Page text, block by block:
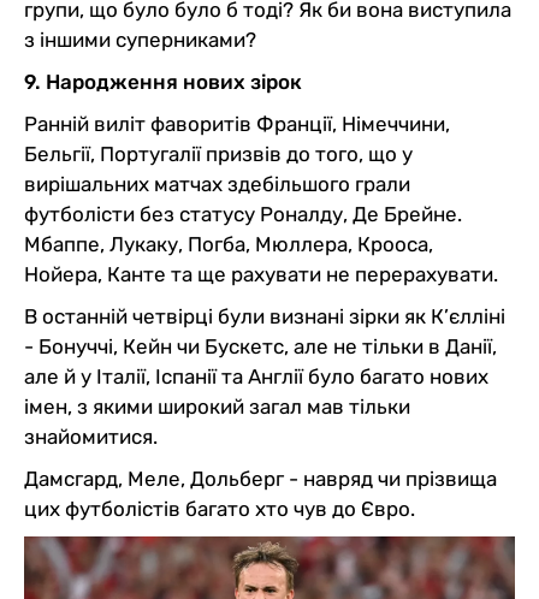
групи, що було було б тоді? Як би вона виступила
з іншими суперниками?
9. Народження нових зірок
Ранній виліт фаворитів Франції, Німеччини,
Бельгії, Португалії призвів до того, що у
вирішальних матчах здебільшого грали
футболісти без статусу Роналду, Де Брейне.
Мбаппе, Лукаку, Погба, Мюллера, Крооса,
Нойера, Канте та ще рахувати не перерахувати.
В останній четвірці були визнані зірки як К’єлліні
- Бонуччі, Кейн чи Бускетс, але не тільки в Данії,
але й у Італії, Іспанії та Англії було багато нових
імен, з якими широкий загал мав тільки
знайомитися.
Дамсгард, Меле, Дольберг - навряд чи прізвища
цих футболістів багато хто чув до Євро.